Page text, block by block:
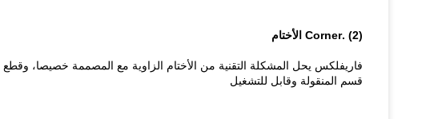
(2) .Corner الأختام
فاريفلكس يحل المشكلة التقنية من الأختام الزاوية مع المصممة خصيصا،
قسم المنقولة وقابل للتشغيل